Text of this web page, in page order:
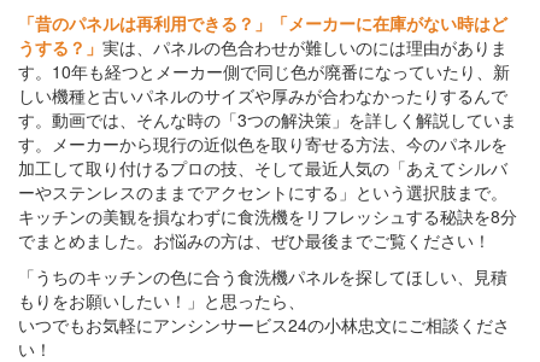
「昔のパネルは再利用できる？」「メーカーに在庫がない時はど
うする？」 実は、パネルの色合わせが難しいのには理由がありま
す。10年も経つとメーカー側で同じ色が廃番になっていたり、新
しい機種と古いパネルのサイズや厚みが合わなかったりするんで
す。動画では、そんな時の「3つの解決策」を詳しく解説していま
す。メーカーから現行の近似色を取り寄せる方法、今のパネルを
加工して取り付けるプロの技、そして最近人気の「あえてシルバ
ーやステンレスのままでアクセントにする」という選択肢まで。
キッチンの美観を損なわずに食洗機をリフレッシュする秘訣を8分
でまとめました。お悩みの方は、ぜひ最後までご覧ください！
「うちのキッチンの色に合う食洗機パネルを探してほしい、見積
もりをお願いしたい！」と思ったら、
いつでもお気軽にアンシンサービス24の小林忠文にご相談くださ
い！